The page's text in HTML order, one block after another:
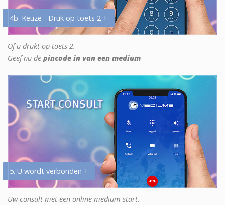
4b. Keuze - Druk op toets 2 +
Of u drukt op toets 2.
Geef nu de pincode in van een medium
5. U wordt verbonden +
Uw consult met een online medium start.